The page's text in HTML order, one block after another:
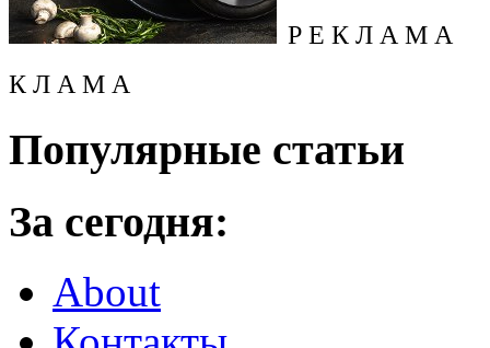
Р Е К Л А М А
К Л А М А
Популярные статьи
За сегодня:
About